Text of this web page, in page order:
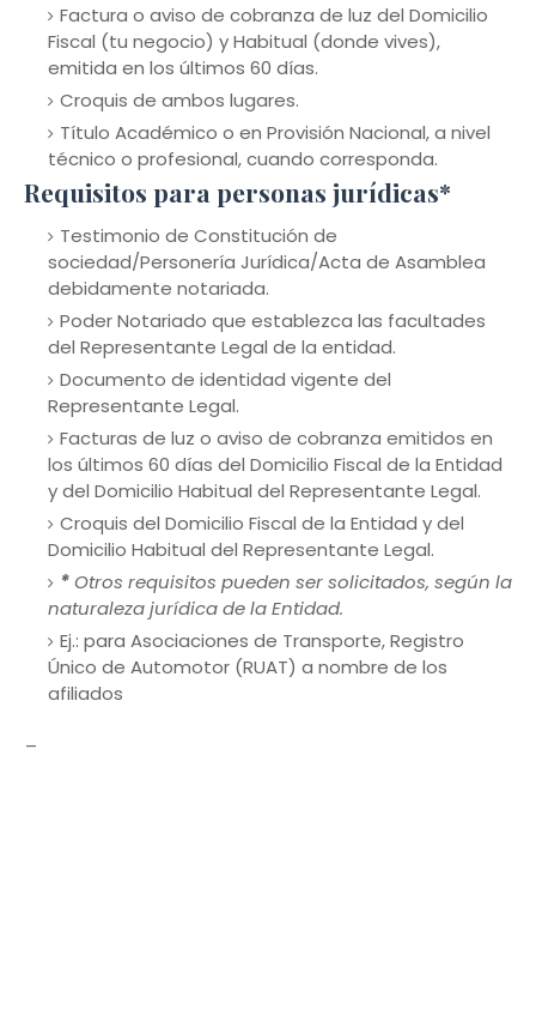
Factura o aviso de cobranza de luz del Domicilio
Fiscal (tu negocio) y Habitual (donde vives),
emitida en los últimos 60 días.
Croquis de ambos lugares.
Título Académico o en Provisión Nacional, a nivel
técnico o profesional, cuando corresponda.
Requisitos para personas jurídicas*
Testimonio de Constitución de
sociedad/Personería Jurídica/Acta de Asamblea
debidamente notariada.
Poder Notariado que establezca las facultades
del Representante Legal de la entidad.
Documento de identidad vigente del
Representante Legal.
Facturas de luz o aviso de cobranza emitidos en
los últimos 60 días del Domicilio Fiscal de la Entidad
y del Domicilio Habitual del Representante Legal.
Croquis del Domicilio Fiscal de la Entidad y del
Domicilio Habitual del Representante Legal.
*Otros requisitos pueden ser solicitados, según la
naturaleza jurídica de la Entidad.
Ej.: para Asociaciones de Transporte, Registro
Único de Automotor (RUAT) a nombre de los
afiliados